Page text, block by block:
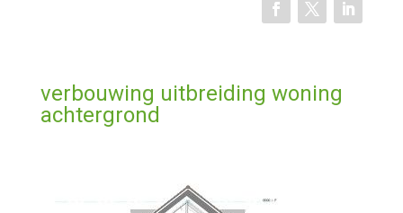
verbouwing uitbreiding woning
achtergrond